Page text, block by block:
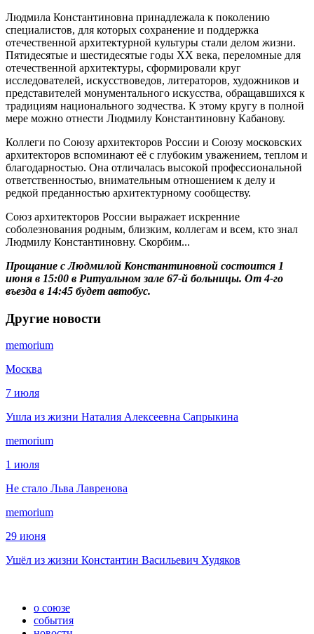
Людмила Константиновна принадлежала к поколению
специалистов, для которых сохранение и поддержка
отечественной архитектурной культуры стали делом жизни.
Пятидесятые и шестидесятые годы XX века, переломные для
отечественной архитектуры, сформировали круг
исследователей, искусствоведов, литераторов, художников и
представителей монументального искусства, обращавшихся к
традициям национального зодчества. К этому кругу в полной
мере можно отнести Людмилу Константиновну Кабанову.
Коллеги по Союзу архитекторов России и Союзу московских
архитекторов вспоминают её с глубоким уважением, теплом и
благодарностью. Она отличалась высокой профессиональной
ответственностью, внимательным отношением к делу и
редкой преданностью архитектурному сообществу.
Союз архитекторов России выражает искренние
соболезнования родным, близким, коллегам и всем, кто знал
Людмилу Константиновну. Скорбим...
Прощание с Людмилой Константиновной состоится 1
июня в 15:00 в Ритуальном зале 67-й больницы. От 4-го
въезда в 14:45 будет автобус.
Другие новости
memorium
Москва
7 июля
Ушла из жизни Наталия Алексеевна Сапрыкина
memorium
1 июля
Не стало Льва Лавренова
memorium
29 июня
Ушёл из жизни Константин Васильевич Худяков
о союзе
события